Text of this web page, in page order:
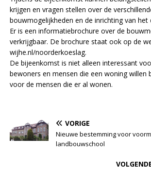
krijgen en vragen stellen over de
bouwmogelijkheden en de inrichting van het
Er is een informatiebrochure over de
verkrijgbaar. De brochure staat ook op de
wijhe.nl/noorderkoeslag.
De bijeenkomst is niet alleen interessant
bewoners en mensen die een woning willen
voor de mensen die er al wonen.
VORIGE
Nieuwe bestemming voor
landbouwschool